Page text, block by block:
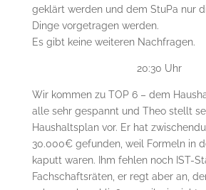
geklärt werden und dem StuPa nur
Dinge vorgetragen werden.
Es gibt keine weiteren Nachfragen.
20:30 Uhr
Wir kommen zu TOP 6 – dem
alle sehr gespannt und Theo stellt
Haushaltsplan vor. Er hat
30.000€ gefunden, weil Formeln in
kaputt waren. Ihm fehlen noch IST-
Fachschaftsräten, er regt aber an,